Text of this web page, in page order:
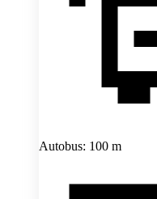
Autobus: 100 m